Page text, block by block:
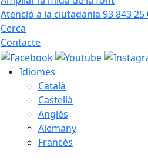
Atenció a la ciutadania 93 843 25
Cerca
Contacte
Idiomes
Català
Castellà
Anglès
Alemany
Francès